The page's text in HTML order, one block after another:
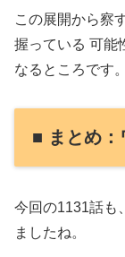
この展開から察
握っている 可能
なるところです。
■ まとめ：
今回の1131話も
ましたね。